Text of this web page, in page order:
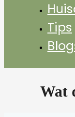
Tips
Wat